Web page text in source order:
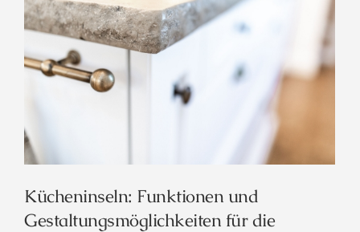
Kücheninseln: Funktionen und
Gestaltungsmöglichkeiten für die